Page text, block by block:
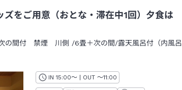
をご用意（おとな・滞在中1回）夕食は
の間付 禁煙 川側 /6畳＋次の間/露天風呂付（内風呂
IN チェックイン
15:00～ | OUT チェックアウト
～11:00